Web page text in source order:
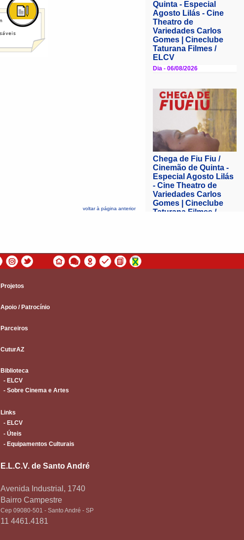
voltar à página anterior
Projetos
Apoio / Patrocínio
Parceiros
CuturAZ
Biblioteca
- ELCV
- Sobre Cinema e Artes
Links
- ELCV
- Úteis
- Equipamentos Culturais
E.L.C.V. de Santo André
Avenida Industrial, 1740
Bairro Campestre
Cep 09080-501 - Santo André - SP
11 4461.4181